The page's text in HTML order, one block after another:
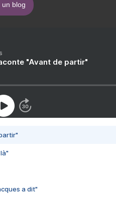
un blog
"Avant de partir"
a dit"